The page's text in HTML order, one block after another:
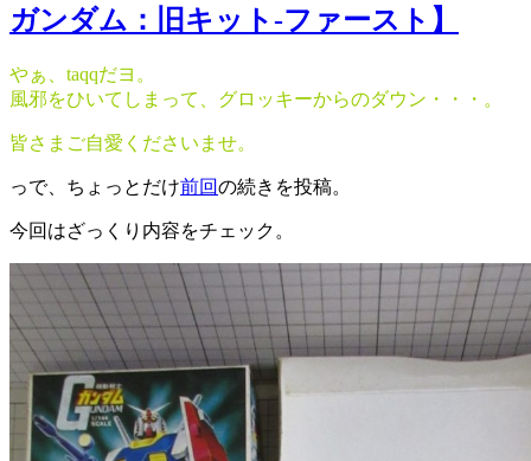
ガンダム：旧キット-ファースト】
やぁ、taqqだヨ。
風邪をひいてしまって、グロッキーからのダウン・・・。
皆さまご自愛くださいませ。
っで、ちょっとだけ前回の続きを投稿。
今回はざっくり内容をチェック。